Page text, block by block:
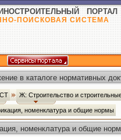
ПОРТАЛ
ПОИСКОВАЯ СИСТЕМА
в каталоге нормативных
Ж: Строительство и
номенклатура и общие нормы
номенклатура и общие